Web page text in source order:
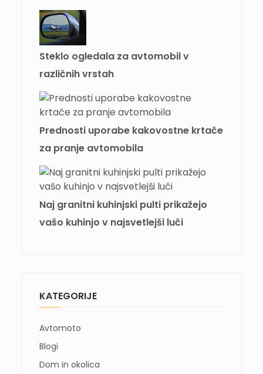
Steklo ogledala za avtomobil v
različnih vrstah
Prednosti uporabe kakovostne krtače
za pranje avtomobila
Naj granitni kuhinjski pulti prikažejo
vašo kuhinjo v najsvetlejši luči
KATEGORIJE
Avtomoto
Blogi
Dom in okolica